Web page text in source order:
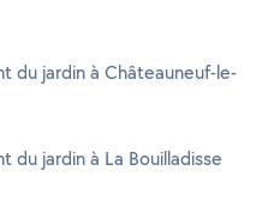
du jardin à Châteauneuf-le-
du jardin à La Bouilladisse